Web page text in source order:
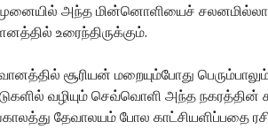
அந்த மின்னொளியைச்
உரைந்திருக்கும்.
சூரியன் மறையும்போது
வழியும் செவ்வொளி அந்த நகரத்தின்
தேவாலயம் போல காட்சியளிப்பதை